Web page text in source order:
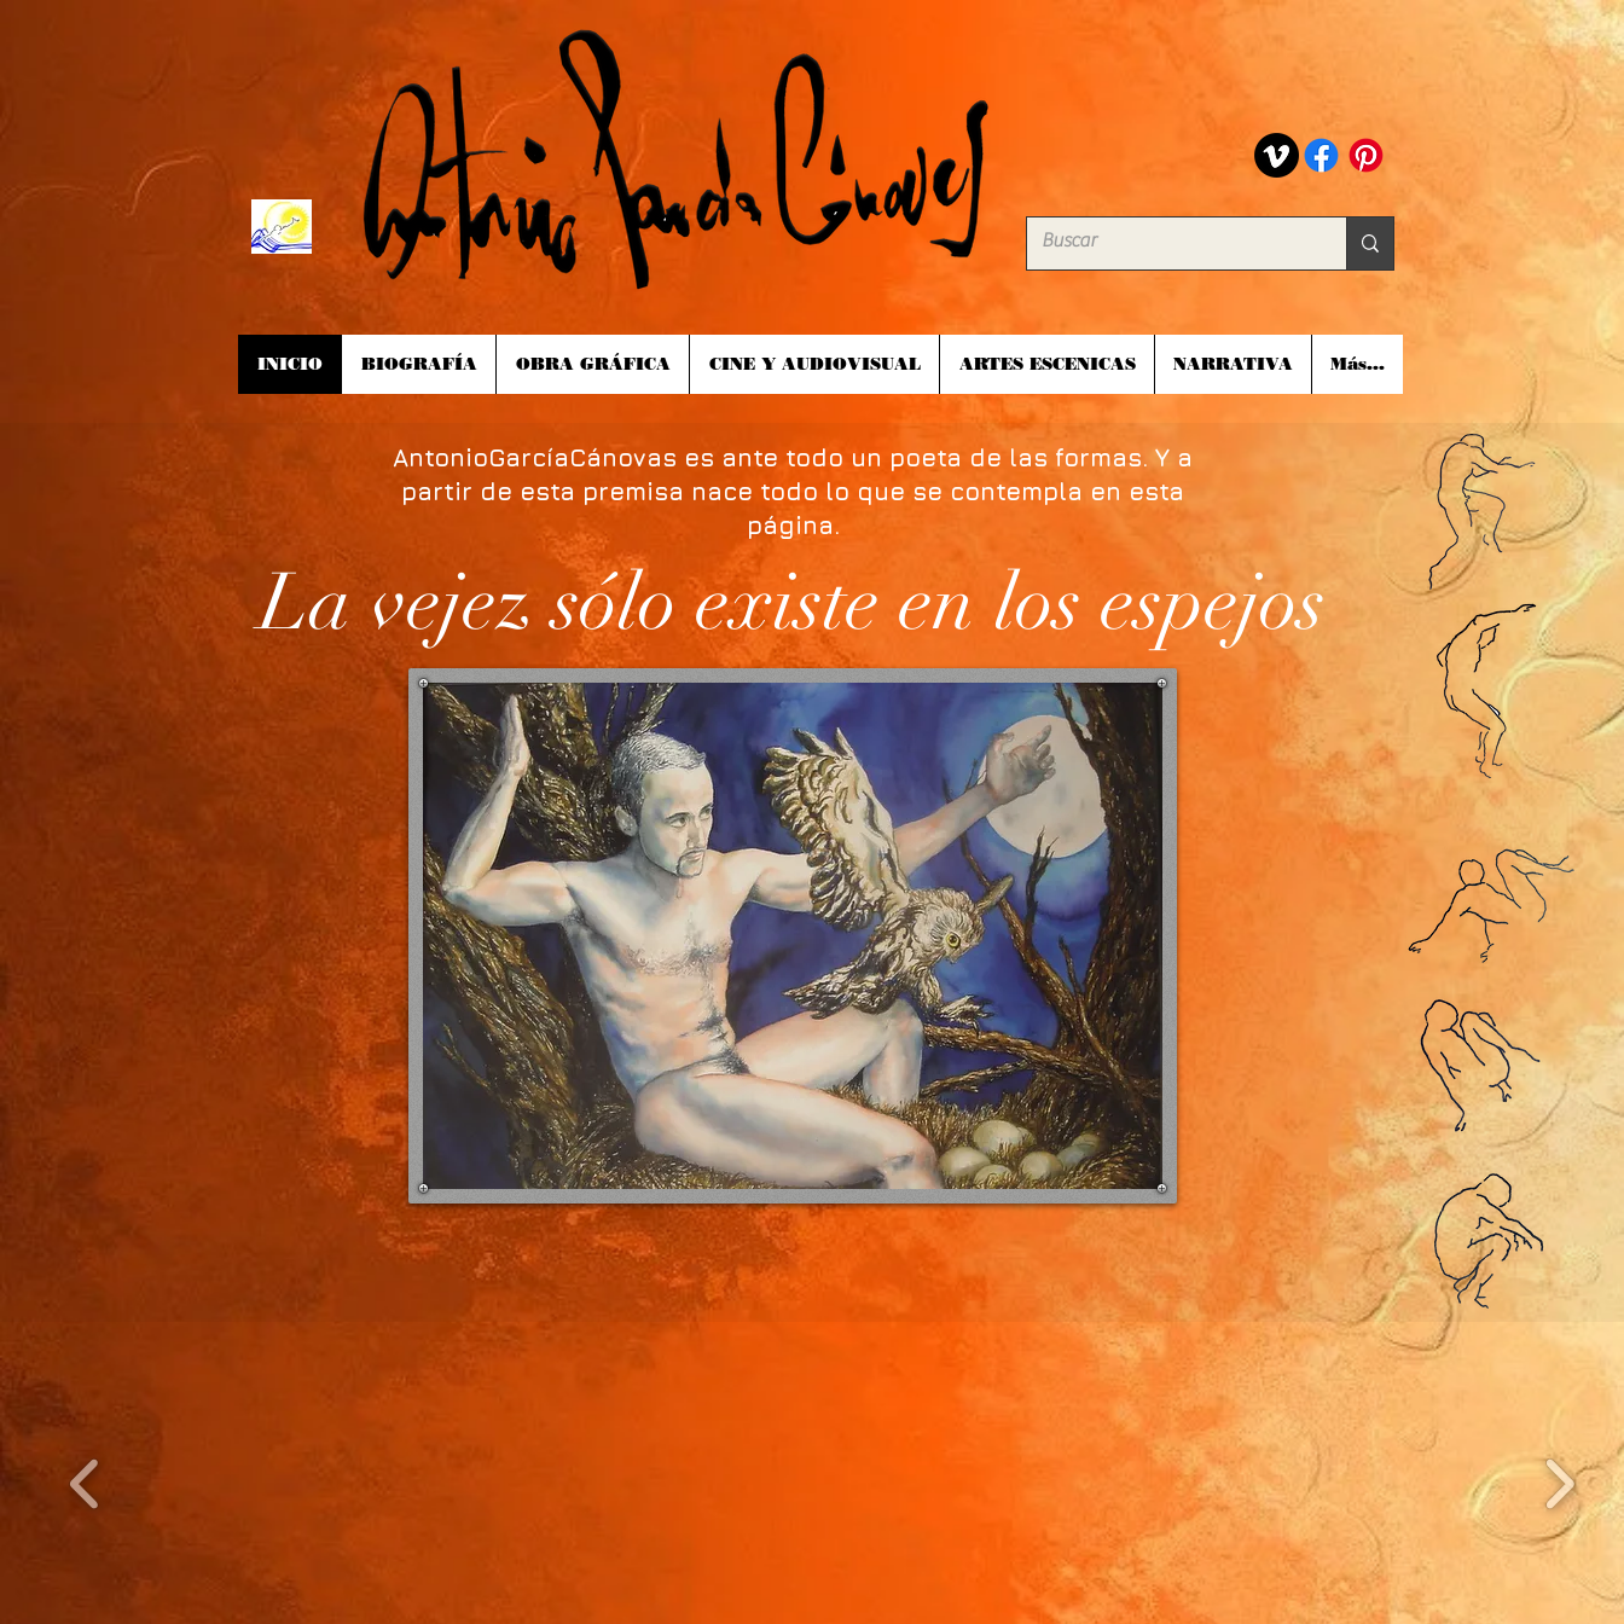
AntonioGarcíaCánovas es ante todo un poeta de las formas. Y a
partir de esta premisa nace todo lo que se contempla en esta
página.
La vejez sólo existe en los espejos
INICIO BIOGRAFÍA OBRA GRÁFICA CINE Y AUDIOVISUAL ARTES ESCENICAS NARRATIVA Más...